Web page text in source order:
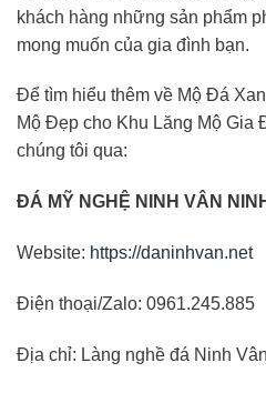
khách hàng những sản phẩm
mong muốn của gia đình bạn.
Để tìm hiểu thêm về Mộ Đá
Mộ Đẹp cho Khu Lăng Mộ Gia
chúng tôi qua:
ĐÁ MỸ NGHỆ NINH VÂN
Website: https://daninhvan.net
Điện thoại/Zalo: 0961.245.885
Địa chỉ: Làng nghề đá Ninh